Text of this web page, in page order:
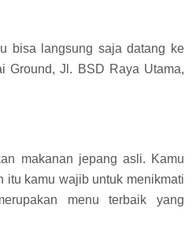
bisa langsung saja datang ke
Ground, Jl. BSD Raya Utama,
makanan jepang asli. Kamu
itu kamu wajib untuk menikmati
menu terbaik yang